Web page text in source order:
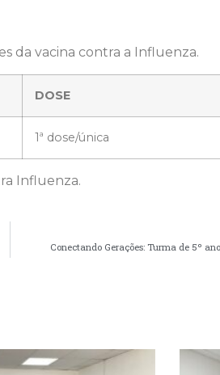
da vacina contra a Influenza.
DOSE
1ª dose/única
Influenza.
Conectando Gerações: Turma de 5º